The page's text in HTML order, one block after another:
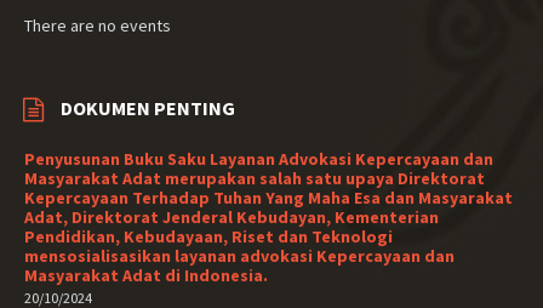
There are no events
DOKUMEN PENTING
Penyusunan Buku Saku Layanan Advokasi Kepercayaan dan
Masyarakat Adat merupakan salah satu upaya Direktorat
Kepercayaan Terhadap Tuhan Yang Maha Esa dan Masyarakat
Adat, Direktorat Jenderal Kebudayan, Kementerian
Pendidikan, Kebudayaan, Riset dan Teknologi
mensosialisasikan layanan advokasi Kepercayaan dan
Masyarakat Adat di Indonesia.
20/10/2024